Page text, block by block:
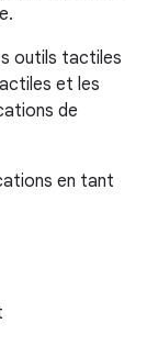
outils tactiles
et les
de
en tant